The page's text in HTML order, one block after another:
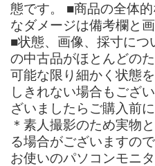
態です。 ■商品の全体
なダメージは備考欄と
■状態、画像、採寸に
の中古品がほとんどの
可能な限り細かく状態
しきれない場合もござ
ざいましたらご購入前
＊素人撮影のため実物
る場合がございますの
お使いのパソコンモニ